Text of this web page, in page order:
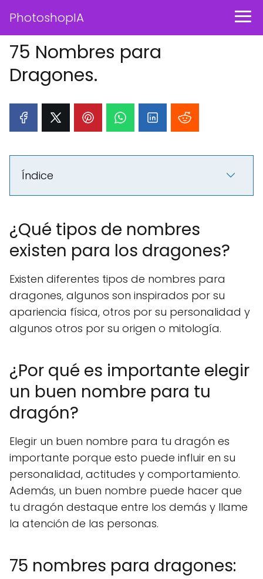
PhotoshopIA
75 Nombres para
Dragones.
Índice
¿Qué tipos de nombres
existen para los dragones?
Existen diferentes tipos de nombres para
dragones, algunos son inspirados por su
apariencia física, otros por su personalidad y
algunos otros por su origen o mitología.
¿Por qué es importante elegir
un buen nombre para tu
dragón?
Elegir un buen nombre para tu dragón es
importante porque esto puede influir en su
personalidad, actitudes y comportamiento.
Además, un buen nombre puede hacer que
tu dragón destaque entre los demás y llame
la atención de las personas.
75 nombres para dragones: